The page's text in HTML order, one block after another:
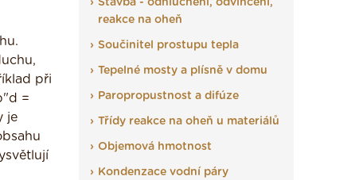
při
=
je
Stavba - odhlučnění, odvlhčení,
reakce na oheň
Součinitel prostupu tepla
Tepelné mosty a plísně v domu
Paropropustnost a difúze
Třídy reakce na oheň u materiálů
Objemová hmotnost
Kondenzace vodní páry